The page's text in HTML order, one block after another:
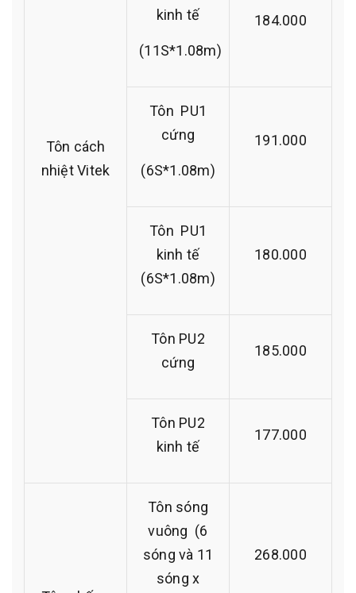
Tôn cách
nhiệt Vitek
kinh tế
(11S*1.08m)
184.000
Tôn PU1
cứng
(6S*1.08m)
191.000
Tôn PU1
kinh tế
(6S*1.08m)
180.000
Tôn PU2
cứng
185.000
Tôn PU2
kinh tế
177.000
Tôn sóng
vuông (6
sóng và 11
sóng x
268.000